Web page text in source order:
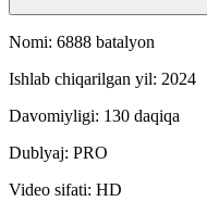
Nomi: 6888 batalyon
Ishlab chiqarilgan yil: 2024
Davomiyligi: 130 daqiqa
Dublyaj: PRO
Video sifati: HD